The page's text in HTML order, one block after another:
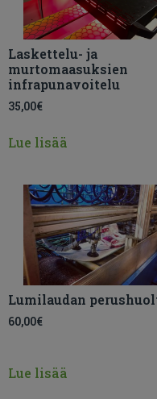
Laskettelu- ja
murtomaasuksien
infrapunavoitelu
35,00€
Lue lisää
Lumilaudan
60,00€
Lue lisää